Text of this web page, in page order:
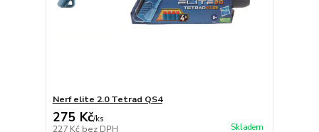
Nerf elite 2.0 Tetrad QS4
275 Kč/ks
227 Kč bez DPH Skladem